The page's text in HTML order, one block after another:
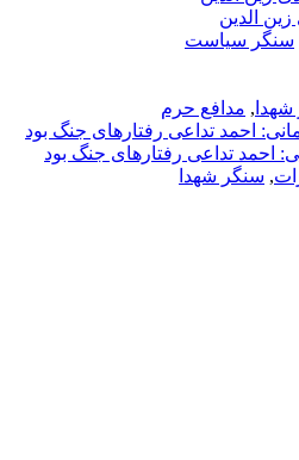
سنگر سیاست
, مدافع حرم
احمد تداعی رفتارهای جنگ بود
, سنگر شهدا